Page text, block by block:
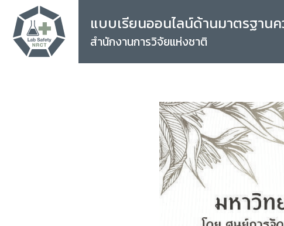
แบบเรียนออนไลน์ด้านมาตรฐา
สำนักงานการวิจัยแห่งชาติ